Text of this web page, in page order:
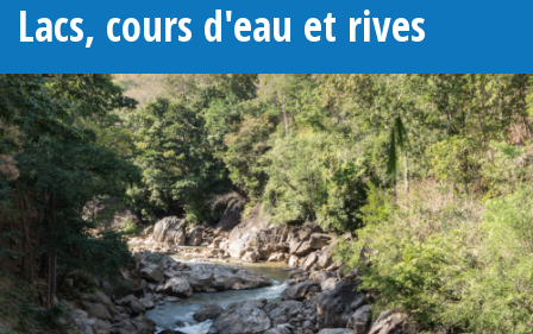
Lacs, cours d'eau et rives